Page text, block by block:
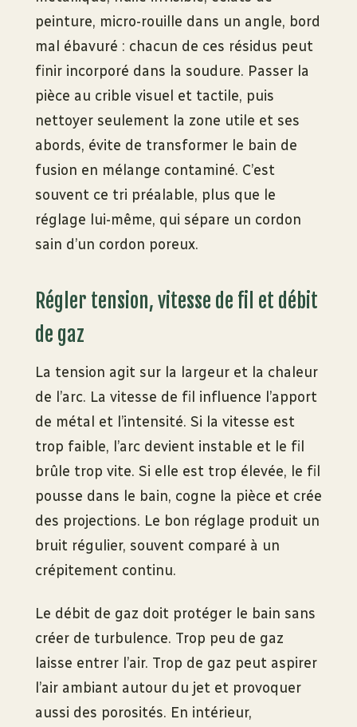
peinture, micro-rouille dans un angle, bord
mal ébavuré : chacun de ces résidus peut
finir incorporé dans la soudure. Passer la
pièce au crible visuel et tactile, puis
nettoyer seulement la zone utile et ses
abords, évite de transformer le bain de
fusion en mélange contaminé. C’est
souvent ce tri préalable, plus que le
réglage lui-même, qui sépare un cordon
sain d’un cordon poreux.
Régler tension, vitesse de fil et débit
de gaz
La tension agit sur la largeur et la chaleur
de l’arc. La vitesse de fil influence l’apport
de métal et l’intensité. Si la vitesse est
trop faible, l’arc devient instable et le fil
brûle trop vite. Si elle est trop élevée, le fil
pousse dans le bain, cogne la pièce et crée
des projections. Le bon réglage produit un
bruit régulier, souvent comparé à un
crépitement continu.
Le débit de gaz doit protéger le bain sans
créer de turbulence. Trop peu de gaz
laisse entrer l’air. Trop de gaz peut aspirer
l’air ambiant autour du jet et provoquer
aussi des porosités. En intérieur,